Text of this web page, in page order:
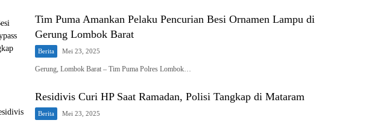
Tim Puma Amankan Pelaku Pencurian Besi Ornamen Lampu di
Gerung Lombok Barat
Berita Mei 23, 2025
Gerung, Lombok Barat – Tim Puma Polres Lombok…
Residivis Curi HP Saat Ramadan, Polisi Tangkap di Mataram
Berita Mei 23, 2025